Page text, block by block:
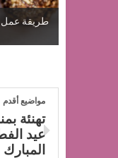
طريقة عمل
مواضيع أقدم
تهنئة
عيد
المبارك